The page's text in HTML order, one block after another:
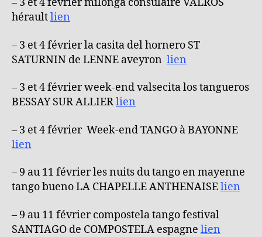
héraultlien
– 3 et 4 février la casita del hornero ST
SATURNIN de LENNE aveyron lien
– 3 et 4 février week-end valsecita los tangueros
BESSAY SUR ALLIERlien
– 3 et 4 février Week-end TANGO à BAYONNE
lien
– 9 au 11 février les nuits du tango en mayenne
tango bueno LA CHAPELLE ANTHENAISElien
– 9 au 11 février compostela tango festival
SANTIAGO de COMPOSTELA espagne lien